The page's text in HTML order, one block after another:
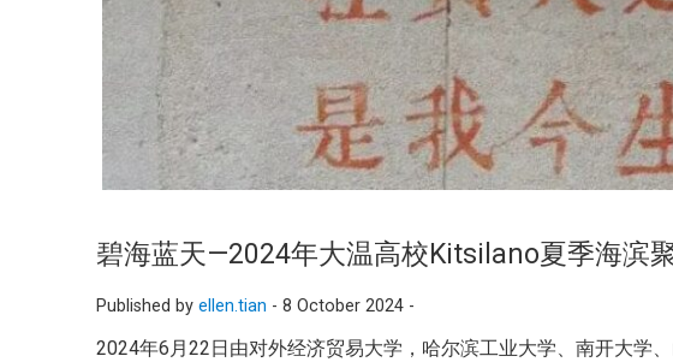
碧海蓝天—2024年大温高校Kitsilano夏季海滨
Published byellen.tian -8 October 2024 -
2024年6月22日由对外经济贸易大学，哈尔滨工业大学、南开大学